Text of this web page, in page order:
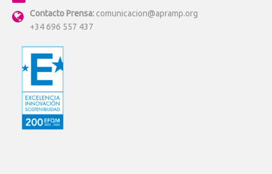
Contacto Prensa: comunicacion@apramp.org
+34 696 557 437